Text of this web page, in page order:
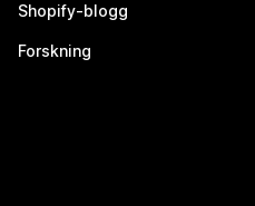
Shopify-blogg
Forskning